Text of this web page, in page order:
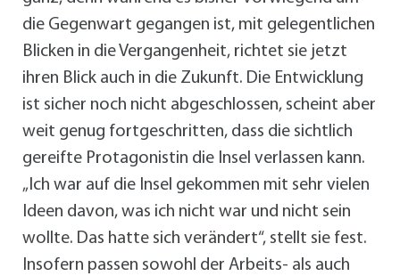
die Gegenwart gegangen ist, mit gelegentlichen
Blicken in die Vergangenheit, richtet sie jetzt
ihren Blick auch in die Zukunft. Die Entwicklung
ist sicher noch nicht abgeschlossen, scheint aber
weit genug fortgeschritten, dass die sichtlich
gereifte Protagonistin die Insel verlassen kann.
„Ich war auf die Insel gekommen mit sehr vielen
Ideen davon, was ich nicht war und nicht sein
wollte. Das hatte sich verändert“, stellt sie fest.
Insofern passen sowohl der Arbeits- als auch